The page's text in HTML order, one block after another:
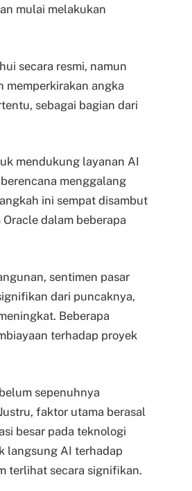
mulai melakukan
secara resmi, namun
memperkirakan angka
sebagai bagian dari
mendukung layanan AI
menggalang
ini sempat disambut
dalam beberapa
sentimen pasar
dari puncaknya,
Beberapa
terhadap proyek
sepenuhnya
faktor utama berasal
besar pada teknologi
langsung AI terhadap
terlihat secara signifikan.